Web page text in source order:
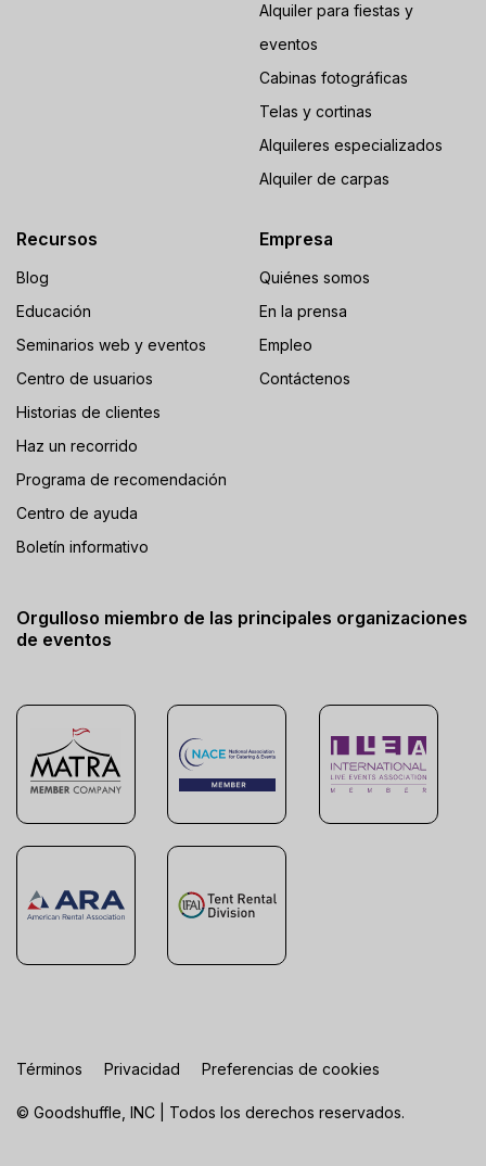
Alquiler para fiestas y
eventos
Cabinas fotográficas
Telas y cortinas
Alquileres especializados
Alquiler de carpas
Recursos
Blog
Educación
Seminarios web y eventos
Centro de usuarios
Historias de clientes
Haz un recorrido
Programa de recomendación
Centro de ayuda
Boletín informativo
Empresa
Quiénes somos
En la prensa
Empleo
Contáctenos
Orgulloso miembro de las principales organizaciones
de eventos
© Goodshuffle, INC | Todos los derechos reservados.
Términos Privacidad Preferencias de cookies